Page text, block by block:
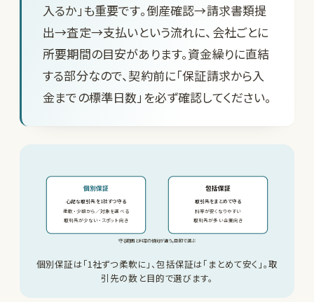
入るか」も重要です。倒産確認→請求書類提
出→査定→支払いという流れに、会社ごとに
所要期間の目安があります。資金繰りに直結
する部分なので、契約前に「保証請求から入
金までの標準日数」を必ず確認してください。
個別保証
心配な取引先を1社ずつ守る
柔軟・少額から／対象を選べる
取引先が少ない・スポット向き
包括保証
取引先をまとめて守る
料率が安くなりやすい
取引先が多い企業向き
守る範囲と料率の傾向が違う。目的で選ぶ
個別保証は「1社ずつ柔軟に」、包括保証は「まとめて安く」。取
引先の数と目的で選びます。